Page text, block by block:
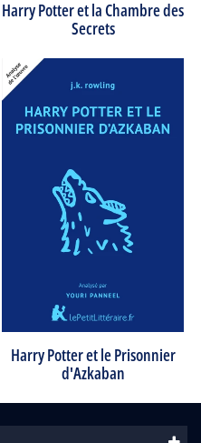
Harry Potter et la Chambre des
Secrets
Harry Potter et le Prisonnier
d'Azkaban